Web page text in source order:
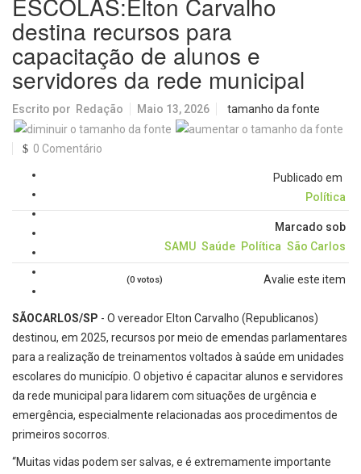
ESCOLAS:Elton Carvalho
destina recursos para
capacitação de alunos e
servidores da rede municipal
Escrito por Redação Maio 13, 2026 tamanho da fonte
0 Comentário
Publicado em
Política
Marcado sob
SAMU Saúde Política São Carlos
Avalie este item
(0 votos)
SÃOCARLOS/SP - O vereador Elton Carvalho (Republicanos)
destinou, em 2025, recursos por meio de emendas parlamentares
para a realização de treinamentos voltados à saúde em unidades
escolares do município. O objetivo é capacitar alunos e servidores
da rede municipal para lidarem com situações de urgência e
emergência, especialmente relacionadas aos procedimentos de
primeiros socorros.
“Muitas vidas podem ser salvas, e é extremamente importante